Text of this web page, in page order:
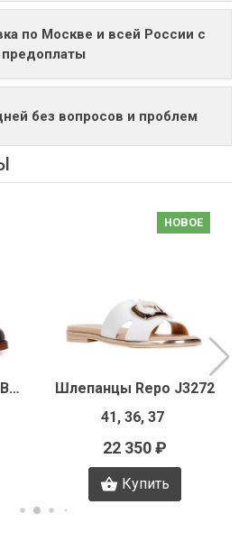
по Москве и всей России с
без вопросов и проблем
Лоферы Gianfranco Butteri H0609
НОВОЕ
Шлепанцы Repo J3272
41, 36, 37
22 350 ₽
Купить